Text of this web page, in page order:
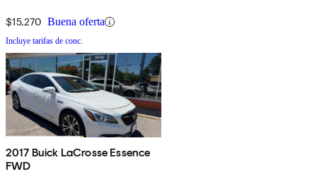
$15,270 Buena oferta
Incluye tarifas de conc.
2017 Buick LaCrosse Essence
FWD